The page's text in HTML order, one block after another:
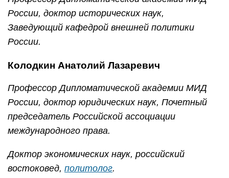
России, доктор исторических наук,
Заведующий кафедрой внешней политики
России.
Колодкин Анатолий Лазаревич
Профессор Дипломатической академии МИД
России, доктор юридических наук, Почетный
председатель Российской ассоциации
международного права.
Доктор экономических наук, российский
востоковед, политолог.